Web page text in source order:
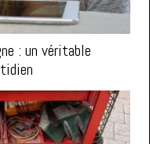
: un véritable